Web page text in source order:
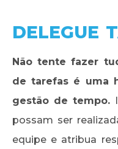
DELEGUE
Não tente fazer
de tarefas é uma
gestão de tempo.
possam ser
equipe e atribua